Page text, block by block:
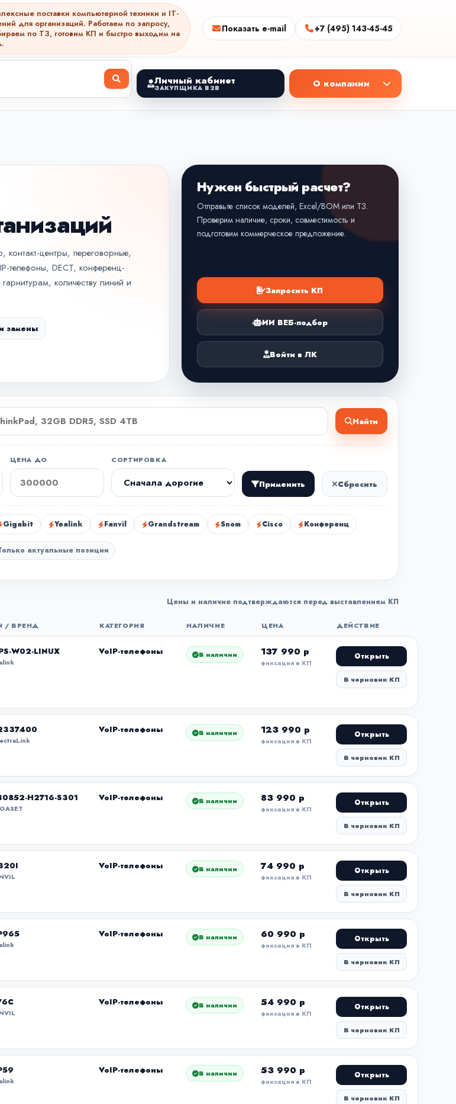
поставки компьютерной техники и IT-
для организаций. Работаем по запросу,
по ТЗ, готовим КП и быстро выходим на
Показать e-mail +7 (495) 143-45-45
Личный кабинет
ЗАКУПЩИКА B2B О компании
центры, переговорные,
телефоны, DECT, конференц-
количеству линий и
замены
Нужен быстрый расчет?
Отправьте список моделей, Excel/BOM или ТЗ.
Проверим наличие, сроки, совместимость и
подготовим коммерческое предложение.
Запросить КП
ИИ ВЕБ-подбор
Войти в ЛК
Найти
ЦЕНА ДО СОРТИРОВКА
Применить Сбросить
Gigabit Yealink Fanvil Grandstream Snom Cisco Конференц
актуальные позиции
Цены и наличие подтверждаются перед выставлением КП
/ БРЕНД КАТЕГОРИЯ НАЛИЧИЕ ЦЕНА ДЕЙСТВИЕ
W02-LINUX VoIP-телефоны В наличии 137 990 р
фиксация в КП
Открыть
В черновик КП
VoIP-телефоны В наличии 123 990 р
фиксация в КП
Открыть
В черновик КП
H2716-S301 VoIP-телефоны В наличии 83 990 р
фиксация в КП
Открыть
В черновик КП
VoIP-телефоны В наличии 74 990 р
фиксация в КП
Открыть
В черновик КП
VoIP-телефоны В наличии 60 990 р
фиксация в КП
Открыть
В черновик КП
VoIP-телефоны В наличии 54 990 р
фиксация в КП
Открыть
В черновик КП
VoIP-телефоны В наличии 53 990 р
фиксация в КП
Открыть
В черновик КП